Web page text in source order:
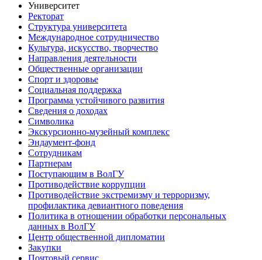
Университет
Ректорат
Структура университета
Международное сотрудничество
Культура, искусство, творчество
Направления деятельности
Общественные организации
Спорт и здоровье
Социальная поддержка
Программа устойчивого развития
Сведения о доходах
Символика
Экскурсионно-музейный комплекс
Эндаумент-фонд
Сотрудникам
Партнерам
Поступающим в ВолГУ
Противодействие коррупции
Противодействие экстремизму и терроризму,
профилактика девиантного поведения
Политика в отношении обработки персональных
данных в ВолГУ
Центр общественной дипломатии
Закупки